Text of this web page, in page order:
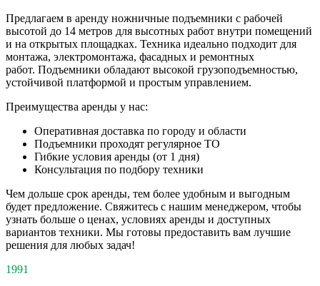
Предлагаем в аренду ножничные подъемники с рабочей
высотой до 14 метров для высотных работ внутри помещений
и на открытых площадках. Техника идеально подходит для
монтажа, электромонтажа, фасадных и ремонтных
работ. Подъемники обладают высокой грузоподъемностью,
устойчивой платформой и простым управлением.
Преимущества аренды у нас:
Оперативная доставка по городу и области
Подъемники проходят регулярное ТО
Гибкие условия аренды (от 1 дня)
Консультация по подбору техники
Чем дольше срок аренды, тем более удобным и выгодным
будет предложение. Свяжитесь с нашим менеджером, чтобы
узнать больше о ценах, условиях аренды и доступных
вариантов техники. Мы готовы предоставить вам лучшие
решения для любых задач!
1991